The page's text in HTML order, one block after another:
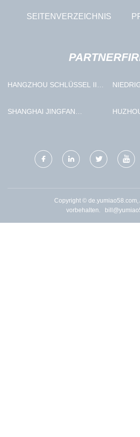
SEITENVERZEICHNIS
HANGZHOU SCHLÜSSEL II
SHANGHAI JINGFAN
HUZHOU DONGYAO
Copyright © de.yumiao58.com,
vorbehalten.